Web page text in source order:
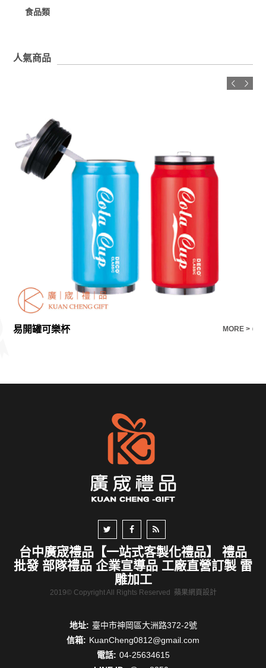
食品類
人氣商品
易開罐可樂杯 MORE > 6
台中廣宬禮品【一站式客製化禮品】 禮品
批發 部隊禮品 企業宣導品 工廠直營訂製 雷
雕加工
2019© Copyright All Rights Reserved 蘋果網頁設計
地址: 臺中市神岡區大洲路372-2號
信箱: KuanCheng0812@gmail.com
電話: 04-25634615